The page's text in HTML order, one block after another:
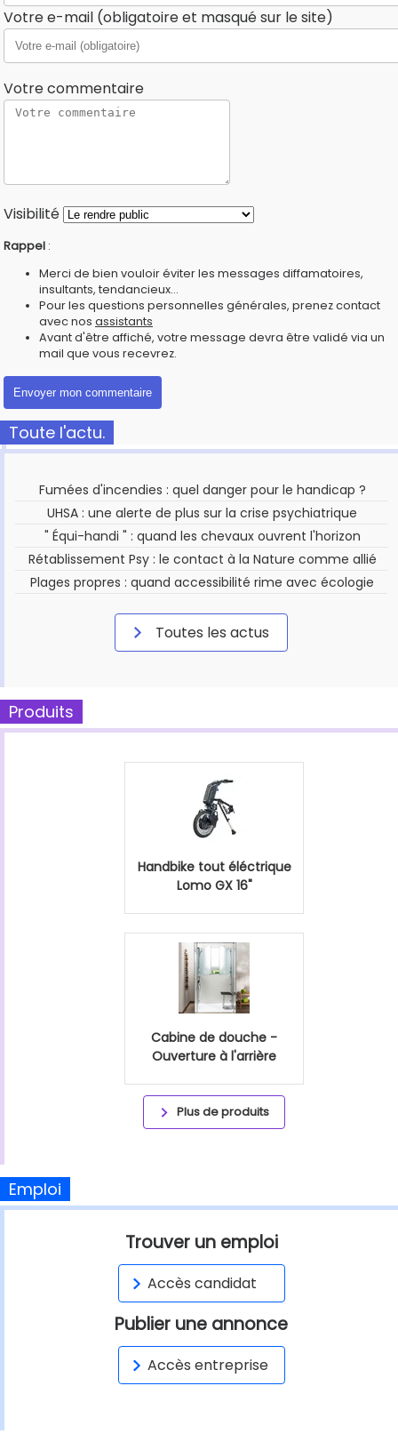
Votre e-mail (obligatoire et masqué sur le site)
Votre commentaire
Visibilité
Rappel :
Merci de bien vouloir éviter les messages diffamatoires,
insultants, tendancieux...
Pour les questions personnelles générales, prenez contact
avec nos assistants
Avant d'être affiché, votre message devra être validé via un
mail que vous recevrez.
Toute l'actu.
Fumées d'incendies : quel danger pour le handicap ?
UHSA : une alerte de plus sur la crise psychiatrique
" Équi-handi " : quand les chevaux ouvrent l'horizon
Rétablissement Psy : le contact à la Nature comme allié
Plages propres : quand accessibilité rime avec écologie
Toutes les actus
Produits
Handbike tout éléctrique
Lomo GX 16"
Cabine de douche -
Ouverture à l'arrière
Plus de produits
Emploi
Trouver un emploi
Accès candidat
Publier une annonce
Accès entreprise